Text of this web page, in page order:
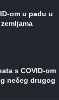
om u padu u
s COVID-om
nečeg drugog